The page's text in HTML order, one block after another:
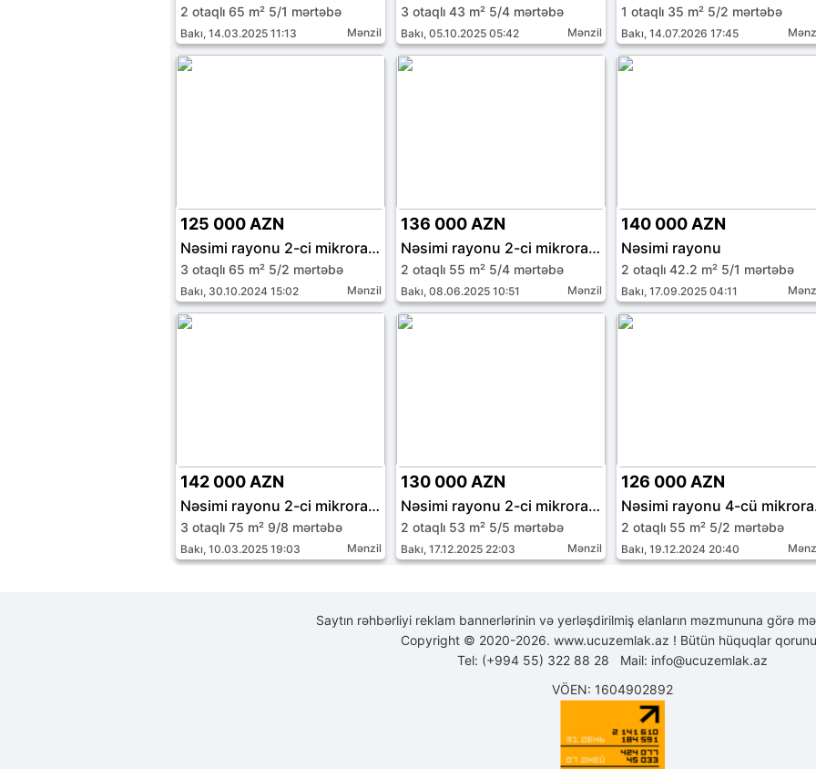
2 otaqlı 65 m² 5/1 mərtəbə
Bakı, 14.03.2025 11:13 Mənzil
3 otaqlı 43 m² 5/4 mərtəbə
Bakı, 05.10.2025 05:42 Mənzil
1 otaqlı 35 m² 5/2 mərtəbə
Bakı, 14.07.2026 17:45
125 000 AZN
Nəsimi rayonu 2-ci mikrorayon
3 otaqlı 65 m² 5/2 mərtəbə
Bakı, 30.10.2024 15:02 Mənzil
136 000 AZN
Nəsimi rayonu 2-ci mikrorayon
2 otaqlı 55 m² 5/4 mərtəbə
Bakı, 08.06.2025 10:51 Mənzil
140 000 AZN
Nəsimi rayonu
2 otaqlı 42.2 m² 5/1 mərtəbə
Bakı, 17.09.2025 04:11
142 000 AZN
Nəsimi rayonu 2-ci mikrorayon
3 otaqlı 75 m² 9/8 mərtəbə
Bakı, 10.03.2025 19:03 Mənzil
130 000 AZN
Nəsimi rayonu 2-ci mikrorayon
2 otaqlı 53 m² 5/5 mərtəbə
Bakı, 17.12.2025 22:03 Mənzil
126 000 AZN
2 otaqlı 55 m² 5/2 mərtəbə
Bakı, 19.12.2024 20:40
Saytın rəhbərliyi reklam bannerlərinin və yerləşdirilmiş elanların məzmununa görə
Copyright © 2020-2026. www.ucuzemlak.az ! Bütün hüquqlar
Tel: (+994 55) 322 88 28 Mail: info@ucuzemlak.az
VÖEN: 1604902892